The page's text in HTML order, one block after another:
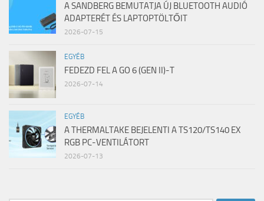
A SANDBERG BEMUTATJA ÚJ BLUETOOTH AUDIÓ
ADAPTERÉT ÉS LAPTOPTÖLTŐIT
2026-07-15
EGYÉB
FEDEZD FEL A GO 6 (GEN II)-T
2026-07-14
EGYÉB
A THERMALTAKE BEJELENTI A TS120/TS140 EX
RGB PC-VENTILÁTORT
2026-07-13